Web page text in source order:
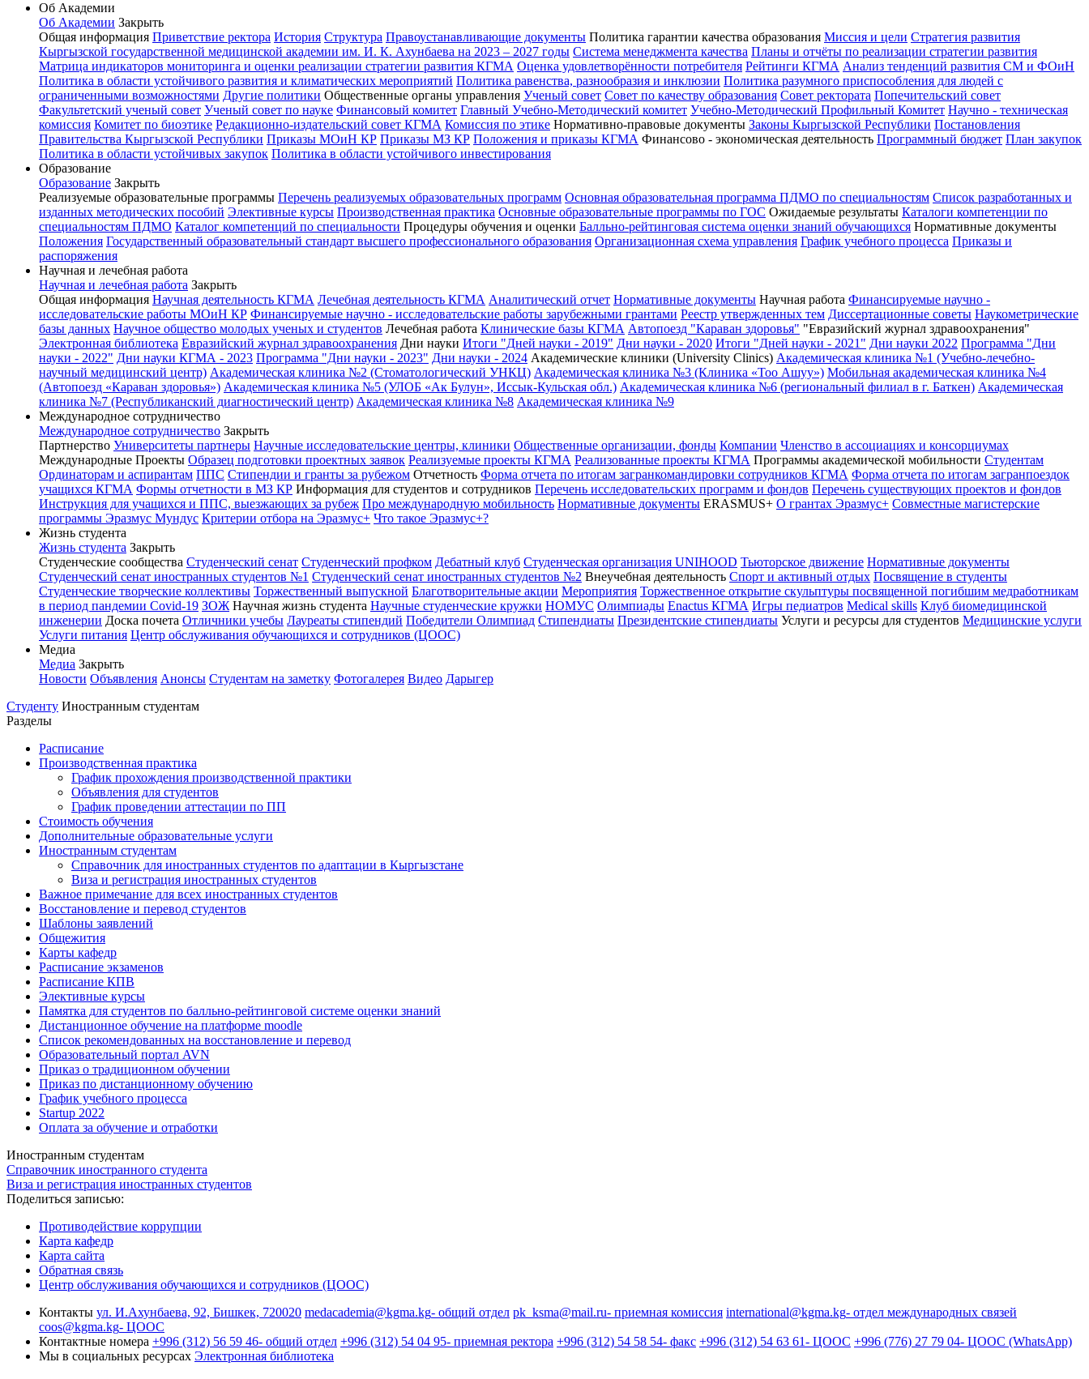
Об Академии
Об Академии Закрыть
Общая информация Приветствие ректора История Структура Правоустанавливающие документы Политика гарантии качества образования Миссия и цели Стратегия развития
Кыргызской государственной медицинской академии им. И. К. Ахунбаева на 2023 – 2027 годы Система менеджмента качества Планы и отчёты по реализации стратегии развития
Матрица индикаторов мониторинга и оценки реализации стратегии развития КГМА Оценка удовлетворённости потребителя Рейтинги КГМА Анализ тенденций развития СМ и ФОиН
Политика в области устойчивого развития и климатических мероприятий Политика равенства, разнообразия и инклюзии Политика разумного приспособления для людей с
ограниченными возможностями Другие политики Общественные органы управления Ученый совет Совет по качеству образования Совет ректората Попечительский совет
Факультетский ученый совет Ученый совет по науке Финансовый комитет Главный Учебно-Методический комитет Учебно-Методический Профильный Комитет Научно - техническая
комиссия Комитет по биоэтике Редакционно-издательский совет КГМА Комиссия по этике Нормативно-правовые документы Законы Кыргызской Республики Постановления
Правительства Кыргызской Республики Приказы МОиН КР Приказы МЗ КР Положения и приказы КГМА Финансово - экономическая деятельность Программный бюджет План закупок
Политика в области устойчивых закупок Политика в области устойчивого инвестирования
Образование
Образование Закрыть
Реализуемые образовательные программы Перечень реализуемых образовательных программ Основная образовательная программа ПДМО по специальностям Список разработанных и
изданных методических пособий Элективные курсы Производственная практика Основные образовательные программы по ГОС Ожидаемые результаты Каталоги компетенции по
специальностям ПДМО Каталог компетенций по специальности Процедуры обучения и оценки Балльно-рейтинговая система оценки знаний обучающихся Нормативные документы
Положения Государственный образовательный стандарт высшего профессионального образования Организационная схема управления График учебного процесса Приказы и
распоряжения
Научная и лечебная работа
Научная и лечебная работа Закрыть
Общая информация Научная деятельность КГМА Лечебная деятельность КГМА Аналитический отчет Нормативные документы Научная работа Финансируемые научно -
исследовательские работы МОиН КР Финансируемые научно - исследовательские работы зарубежными грантами Реестр утвержденных тем Диссертационные советы Наукометрические
базы данных Научное общество молодых ученых и студентов Лечебная работа Клинические базы КГМА Автопоезд "Караван здоровья" "Евразийский журнал здравоохранения"
Электронная библиотека Евразийский журнал здравоохранения Дни науки Итоги "Дней науки - 2019" Дни науки - 2020 Итоги "Дней науки - 2021" Дни науки 2022 Программа "Дни
науки - 2022" Дни науки КГМА - 2023 Программа "Дни науки - 2023" Дни науки - 2024 Академические клиники (University Clinics) Академическая клиника №1 (Учебно-лечебно-
научный медицинский центр) Академическая клиника №2 (Стоматологический УНКЦ) Академическая клиника №3 (Клиника «Тоо Ашуу») Мобильная академическая клиника №4
(Автопоезд «Караван здоровья») Академическая клиника №5 (УЛОБ «Ак Булун», Иссык-Кульская обл.) Академическая клиника №6 (региональный филиал в г. Баткен) Академическая
клиника №7 (Республиканский диагностический центр) Академическая клиника №8 Академическая клиника №9
Международное сотрудничество
Международное сотрудничество Закрыть
Партнерство Университеты партнеры Научные исследовательские центры, клиники Общественные организации, фонды Компании Членство в ассоциациях и консорциумах
Международные Проекты Образец подготовки проектных заявок Реализуемые проекты КГМА Реализованные проекты КГМА Программы академической мобильности Студентам
Ординаторам и аспирантам ППС Стипендии и гранты за рубежом Отчетность Форма отчета по итогам загранкомандировки сотрудников КГМА Форма отчета по итогам загранпоездок
учащихся КГМА Формы отчетности в МЗ КР Информация для студентов и сотрудников Перечень исследовательских программ и фондов Перечень существующих проектов и фондов
Инструкция для учащихся и ППС, выезжающих за рубеж Про международную мобильность Нормативные документы ERASMUS+ О грантах Эразмус+ Совместные магистерские
программы Эразмус Мундус Критерии отбора на Эразмус+ Что такое Эразмус+?
Жизнь студента
Жизнь студента Закрыть
Студенческие сообщества Студенческий сенат Студенческий профком Дебатный клуб Студенческая организация UNIHOOD Тьюторское движение Нормативные документы
Студенческий сенат иностранных студентов №1 Студенческий сенат иностранных студентов №2 Внеучебная деятельность Спорт и активный отдых Посвящение в студенты
Студенческие творческие коллективы Торжественный выпускной Благотворительные акции Мероприятия Торжественное открытие скульптуры посвященной погибшим медработникам
в период пандемии Covid-19 ЗОЖ Научная жизнь студента Научные студенческие кружки НОМУС Олимпиады Enactus КГМА Игры педиатров Medical skills Клуб биомедицинской
инженерии Доска почета Отличники учебы Лауреаты стипендий Победители Олимпиад Стипендиаты Президентские стипендиаты Услуги и ресурсы для студентов Медицинские услуги
Услуги питания Центр обслуживания обучающихся и сотрудников (ЦООС)
Медиа
Медиа Закрыть
Новости Объявления Анонсы Студентам на заметку Фотогалерея Видео Дарыгер
Студенту Иностранным студентам
Разделы
Расписание
Производственная практика
График прохождения производственной практики
Объявления для студентов
График проведении аттестации по ПП
Стоимость обучения
Дополнительные образовательные услуги
Иностранным студентам
Справочник для иностранных студентов по адаптации в Кыргызстане
Виза и регистрация иностранных студентов
Важное примечание для всех иностранных студентов
Восстановление и перевод студентов
Шаблоны заявлений
Общежития
Карты кафедр
Расписание экзаменов
Расписание КПВ
Элективные курсы
Памятка для студентов по балльно-рейтинговой системе оценки знаний
Дистанционное обучение на платформе moodle
Список рекомендованных на восстановление и перевод
Образовательный портал AVN
Приказ о традиционном обучении
Приказ по дистанционному обучению
График учебного процесса
Startup 2022
Оплата за обучение и отработки
Иностранным студентам
Справочник иностранного студента
Виза и регистрация иностранных студентов
Поделиться записью:
Противодействие коррупции
Карта кафедр
Карта сайта
Обратная связь
Центр обслуживания обучающихся и сотрудников (ЦООС)
Контакты ул. И.Ахунбаева, 92, Бишкек, 720020 medacademia@kgma.kg- общий отдел pk_ksma@mail.ru- приемная комиссия international@kgma.kg- отдел международных связей
coos@kgma.kg- ЦООС
Контактные номера +996 (312) 56 59 46- общий отдел +996 (312) 54 04 95- приемная ректора +996 (312) 54 58 54- факс +996 (312) 54 63 61- ЦООС +996 (776) 27 79 04- ЦООС (WhatsApp)
Мы в социальных ресурсах Электронная библиотека